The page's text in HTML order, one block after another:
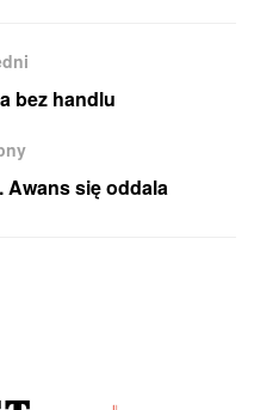
bez handlu
Awans się oddala